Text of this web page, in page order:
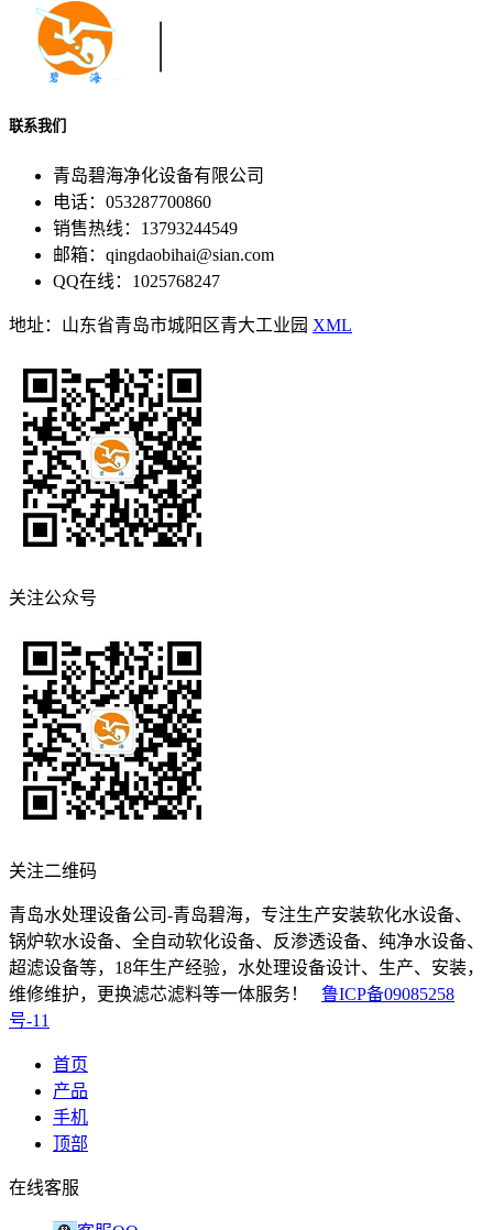
联系我们
青岛碧海净化设备有限公司
电话：053287700860
销售热线：13793244549
邮箱：qingdaobihai@sian.com
QQ在线：1025768247
地址：山东省青岛市城阳区青大工业园 XML
关注公众号
关注二维码
青岛水处理设备公司-青岛碧海，专注生产安装软化水设备、
锅炉软水设备、全自动软化设备、反渗透设备、纯净水设备、
超滤设备等，18年生产经验，水处理设备设计、生产、安装，
维修维护，更换滤芯滤料等一体服务！ 鲁ICP备09085258
号-11
首页
产品
手机
顶部
在线客服